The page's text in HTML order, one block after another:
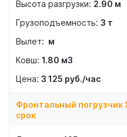
2.90 м
3 т
м
1.80 м3
3 125 руб./час
Фронтальный погрузчик
срок